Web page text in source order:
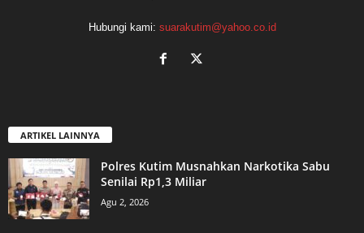
Hubungi kami: suarakutim@yahoo.co.id
ARTIKEL LAINNYA
Polres Kutim Musnahkan Narkotika Sabu
Senilai Rp1,3 Miliar
Agu 2, 2026